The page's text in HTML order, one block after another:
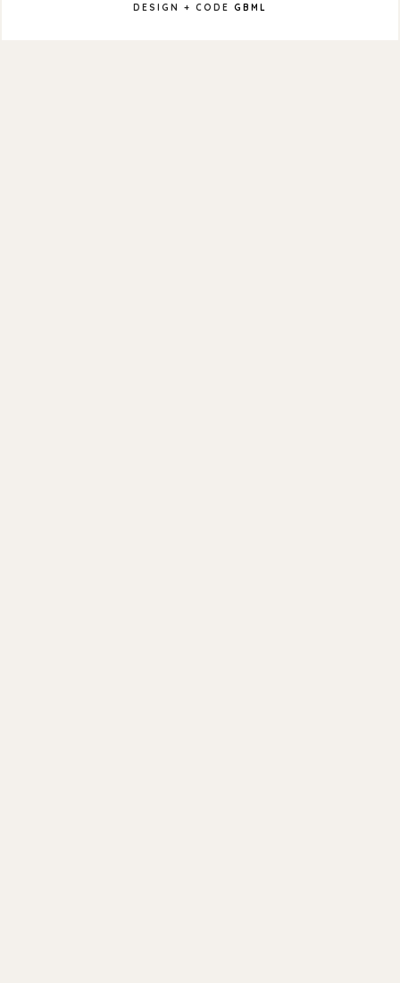
DESIGN + CODE GBML